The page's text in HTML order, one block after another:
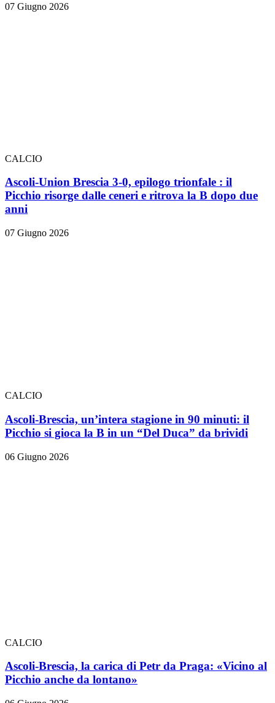
07 Giugno 2026
CALCIO
Ascoli-Union Brescia 3-0, epilogo trionfale : il
Picchio risorge dalle ceneri e ritrova la B dopo due
anni
07 Giugno 2026
CALCIO
Ascoli-Brescia, un’intera stagione in 90 minuti: il
Picchio si gioca la B in un “Del Duca” da brividi
06 Giugno 2026
CALCIO
Ascoli-Brescia, la carica di Petr da Praga: «Vicino al
Picchio anche da lontano»